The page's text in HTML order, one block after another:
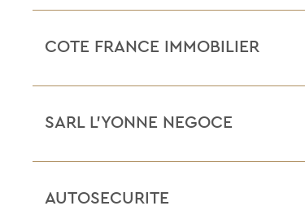
COTE FRANCE IMMOBILIER
SARL L’YONNE NEGOCE
AUTOSECURITE